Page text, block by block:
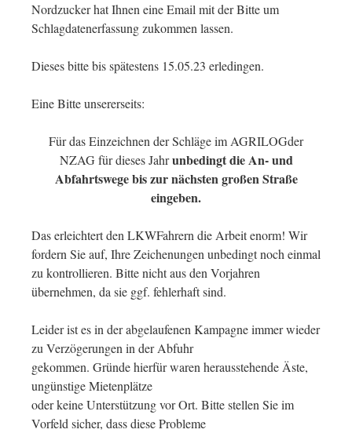
Nordzucker hat Ihnen eine Email mit der Bitte um
Schlagdatenerfassung zukommen lassen.
Dieses bitte bis spätestens 15.05.23 erledingen.
Eine Bitte unsererseits:
Für das Einzeichnen der Schläge im AGRILOGder
NZAG für dieses Jahrunbedingt die An- und
Abfahrtswege bis zur nächsten großen Straße
eingeben.
Das erleichtert den LKWFahrern die Arbeit enorm! Wir
fordern Sie auf, Ihre Zeichenungen unbedingt noch einmal
zu kontrollieren. Bitte nicht aus den Vorjahren
übernehmen, da sie ggf. fehlerhaft sind.
Leider ist es in der abgelaufenen Kampagne immer wieder
zu Verzögerungen in der Abfuhr
gekommen. Gründe hierfür waren herausstehende Äste,
ungünstige Mietenplätze
oder keine Unterstützung vor Ort. Bitte stellen Sie im
Vorfeld sicher, dass diese Probleme